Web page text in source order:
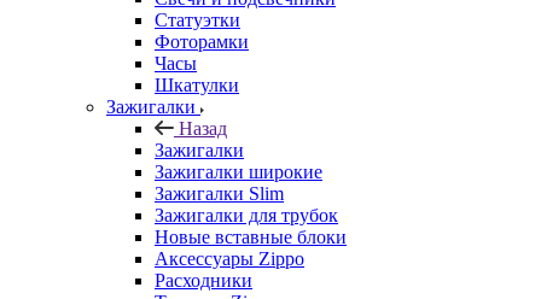
Статуэтки
Фоторамки
Часы
Шкатулки
Зажигалки
Назад
Зажигалки
Зажигалки широкие
Зажигалки Slim
Зажигалки для трубок
Новые вставные блоки
Аксессуары Zippo
Расходники